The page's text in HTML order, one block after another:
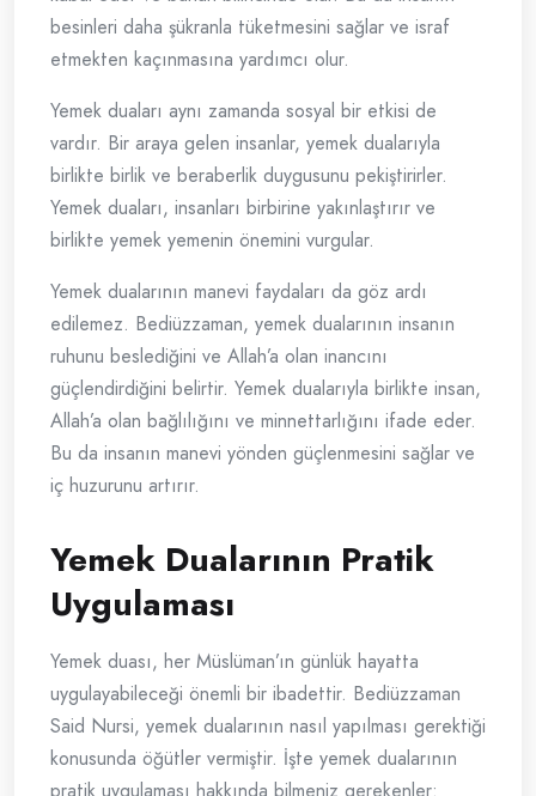
besinleri daha şükranla tüketmesini sağlar ve israf
etmekten kaçınmasına yardımcı olur.
Yemek duaları aynı zamanda sosyal bir etkisi de
vardır. Bir araya gelen insanlar, yemek dualarıyla
birlikte birlik ve beraberlik duygusunu pekiştirirler.
Yemek duaları, insanları birbirine yakınlaştırır ve
birlikte yemek yemenin önemini vurgular.
Yemek dualarının manevi faydaları da göz ardı
edilemez. Bediüzzaman, yemek dualarının insanın
ruhunu beslediğini ve Allah’a olan inancını
güçlendirdiğini belirtir. Yemek dualarıyla birlikte insan,
Allah’a olan bağlılığını ve minnettarlığını ifade eder.
Bu da insanın manevi yönden güçlenmesini sağlar ve
iç huzurunu artırır.
Yemek Dualarının Pratik
Uygulaması
Yemek duası, her Müslüman’ın günlük hayatta
uygulayabileceği önemli bir ibadettir. Bediüzzaman
Said Nursi, yemek dualarının nasıl yapılması gerektiği
konusunda öğütler vermiştir. İşte yemek dualarının